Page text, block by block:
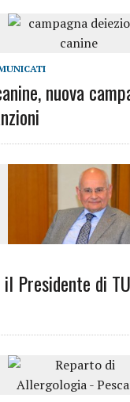
nuova
Presidente di